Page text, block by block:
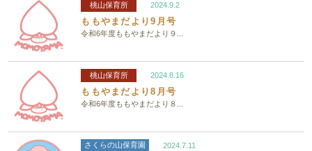
桃山保育所 2024.9.2
ももやまだより9月号
令和6年度ももやまだより９...
桃山保育所 2024.8.16
ももやまだより8月号
令和6年度ももやまだより８...
さくらの山保育園 2024.7.11